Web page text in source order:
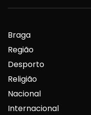
Braga
Região
Desporto
Religião
Nacional
Internacional